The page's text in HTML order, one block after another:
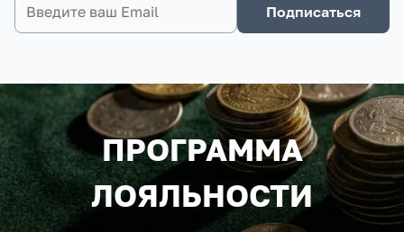
Подписаться
ПРОГРАММА
ЛОЯЛЬНОСТИ